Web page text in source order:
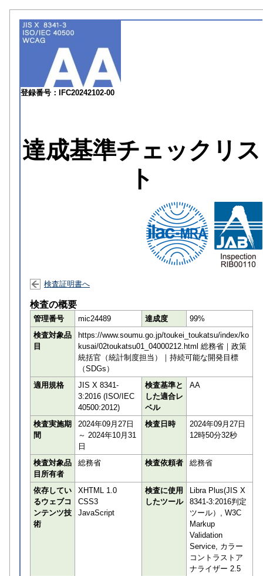
登録番号：IFC20242102-00
達成基準チェックリス
ト
検査証明書へ
検査の概要
管理番号 mic24489 達成度
99%
検査対象品
目
https://www.soumu.go.jp/toukei_toukatsu/index/ko
kusai/02toukatsu01_04000212.html 総務省｜政策
統括官（統計制度担当）｜持続可能な開発目標
（SDGs）
適用規格
JIS X 8341-
3:2016 (ISO/IEC
40500:2012)
検査基準と
した適合レ
ベル
AA
検査実施期
間
2024年09月27日
～ 2024年10月31
日
検査日時
2024年09月27日
12時50分32秒
検査対象品
目所有者
総務省 検査依頼者 総務省
依存してい
るウェブコ
ンテンツ技
術
XHTML 1.0
CSS3
JavaScript
検査に使用
したツール
Libra Plus(JIS X
8341-3:2016判定
ツール）, W3C
Markup
Validation
Service, カラー
コントラストア
ナライザー 2.5